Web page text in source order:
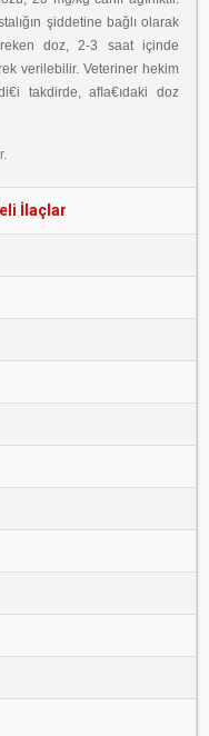
şiddetine bağlı olarak
doz, 2-3 saat içinde
verilebilir. Veteriner hekim
takdirde, aﬂa€ıdaki doz
İlaçlar